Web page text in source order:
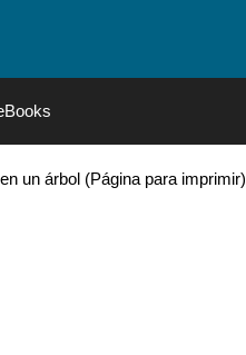
un árbol (Página para imprimir)